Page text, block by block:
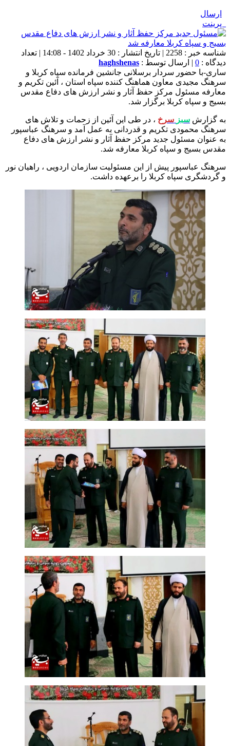
ارسال
پرینت
شناسه خبر : 2258 | تاریخ انتشار : 30 خرداد 1402 - 14:08 | تعداد
دیدگاه : 0 | ارسال توسط : haghshenas
ساری-با حضور سردار برسلانی جانشین فرمانده سپاه کربلا و
سرهنگ مجیدی معاون هماهنگ کننده سپاه استان ، آئین تکریم و
معارفه مسئول مرکز حفظ آثار و نشر ارزش های دفاع مقدس
بسیج و سپاه کربلا برگزار شد.
به گزارش سبز سرخ ، در طی این آئین از زحمات و تلاش های
سرهنگ محمودی تکریم و قدردانی به عمل آمد و سرهنگ عباسپور
به عنوان مسئول جدید مرکز حفظ آثار و نشر ارزش های دفاع
مقدس بسیج و سپاه کربلا معارفه شد.
سرهنگ عباسپور پیش از این مسئولیت سازمان اردویی ، راهیان نور
و گردشگری سپاه کربلا را برعهده داشت.